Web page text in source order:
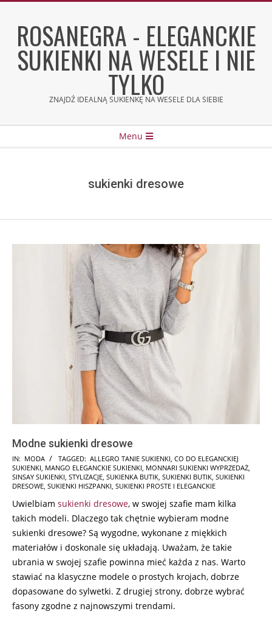
contentROSANEGRA - ELEGANCKIE
SUKIENKI NA WESELE I NIE
TYLKO
ZNAJDŹ IDEALNĄ SUKIENKĘ NA WESELE DLA SIEBIE
Menu
sukienki dresowe
Modne sukienki dresowe
2024-
09-
29
IN: MODA TAGGED: ALLEGRO TANIE SUKIENKI CO DO ELEGANCKIEJ
SUKIENKI MANGO ELEGANCKIE SUKIENKI MONNARI SUKIENKI WYPRZEDAŻ
SINSAY SUKIENKI STYLIZACJE SUKIENKA BUTIK SUKIENKI BUTIK SUKIENKI
DRESOWE SUKIENKI HISZPANKI SUKIENKI PROSTE I ELEGANCKIE
Uwielbiam sukienki dresowe, w swojej szafie mam kilka
takich modeli. Dlaczego tak chętnie wybieram modne
sukienki dresowe? Są wygodne, wykonane z miękkich
materiałów i doskonale się układają. Uważam, że takie
ubrania w swojej szafie powinna mieć każda z nas. Warto
stawiać na klasyczne modele o prostych krojach, dobrze
dopasowane do sylwetki. Z drugiej strony, dobrze wybrać
fasony zgodne z najnowszymi trendami.